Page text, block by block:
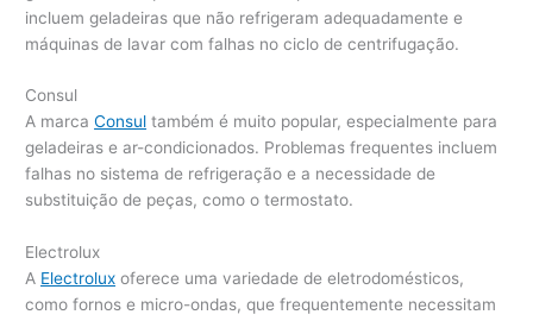
incluem geladeiras que não refrigeram adequadamente e
máquinas de lavar com falhas no ciclo de centrifugação.
Consul
A marcaConsul também é muito popular, especialmente para
geladeiras e ar-condicionados. Problemas frequentes incluem
falhas no sistema de refrigeração e a necessidade de
substituição de peças, como o termostato.
Electrolux
A Electrolux oferece uma variedade de eletrodomésticos,
como fornos e micro-ondas, que frequentemente necessitam